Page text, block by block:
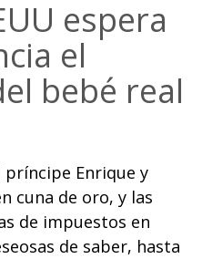
espera
el
bebé real
príncipe Enrique y
cuna de oro, y las
de impuestos en
de saber, hasta